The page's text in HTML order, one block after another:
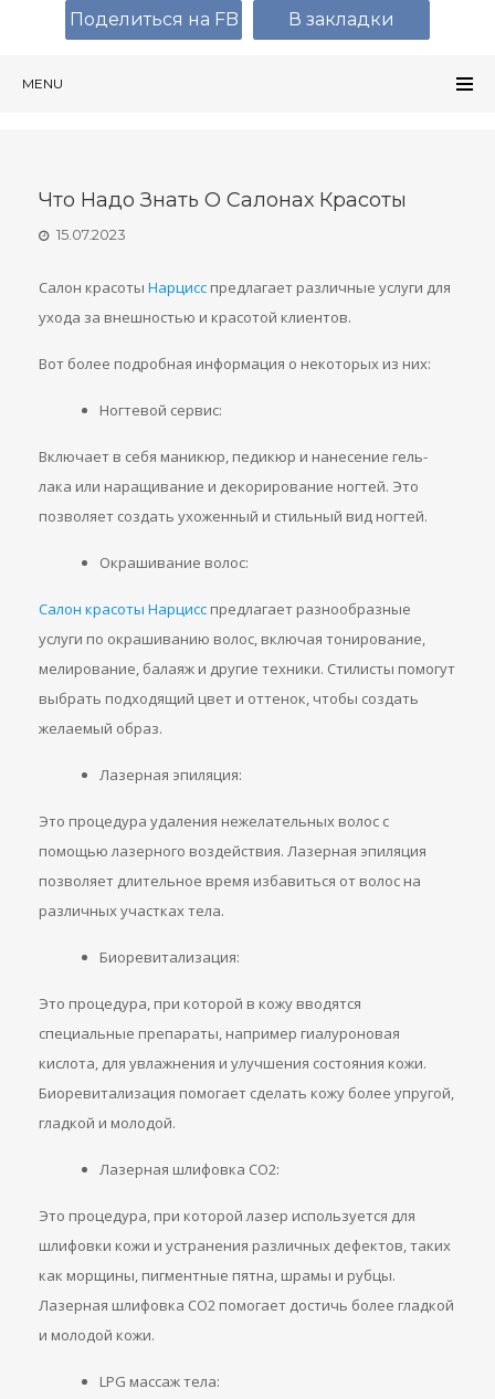
MENU
Что Надо Знать О Салонах Красоты
15.07.2023
Салон красоты Нарцисс предлагает различные услуги для
ухода за внешностью и красотой клиентов.
Вот более подробная информация о некоторых из них:
Ногтевой сервис:
Включает в себя маникюр, педикюр и нанесение гель-
лака или наращивание и декорирование ногтей. Это
позволяет создать ухоженный и стильный вид ногтей.
Окрашивание волос:
Салон красоты Нарцисс предлагает разнообразные
услуги по окрашиванию волос, включая тонирование,
мелирование, балаяж и другие техники. Стилисты помогут
выбрать подходящий цвет и оттенок, чтобы создать
желаемый образ.
Лазерная эпиляция:
Это процедура удаления нежелательных волос с
помощью лазерного воздействия. Лазерная эпиляция
позволяет длительное время избавиться от волос на
различных участках тела.
Биоревитализация:
Это процедура, при которой в кожу вводятся
специальные препараты, например гиалуроновая
кислота, для увлажнения и улучшения состояния кожи.
Биоревитализация помогает сделать кожу более упругой,
гладкой и молодой.
Лазерная шлифовка CO2:
Это процедура, при которой лазер используется для
шлифовки кожи и устранения различных дефектов, таких
как морщины, пигментные пятна, шрамы и рубцы.
Лазерная шлифовка CO2 помогает достичь более гладкой
и молодой кожи.
LPG массаж тела:
Поделиться на FB В закладки